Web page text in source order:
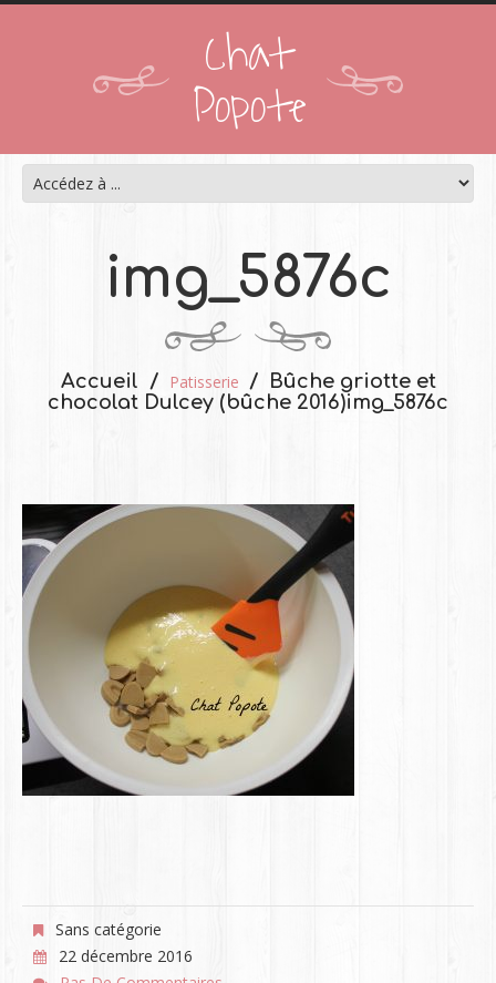
Chat
Popote
img_5876c
Accueil Patisserie
Bûche griotte et
chocolat Dulcey (bûche 2016)img_5876c
Sans catégorie
22 décembre 2016